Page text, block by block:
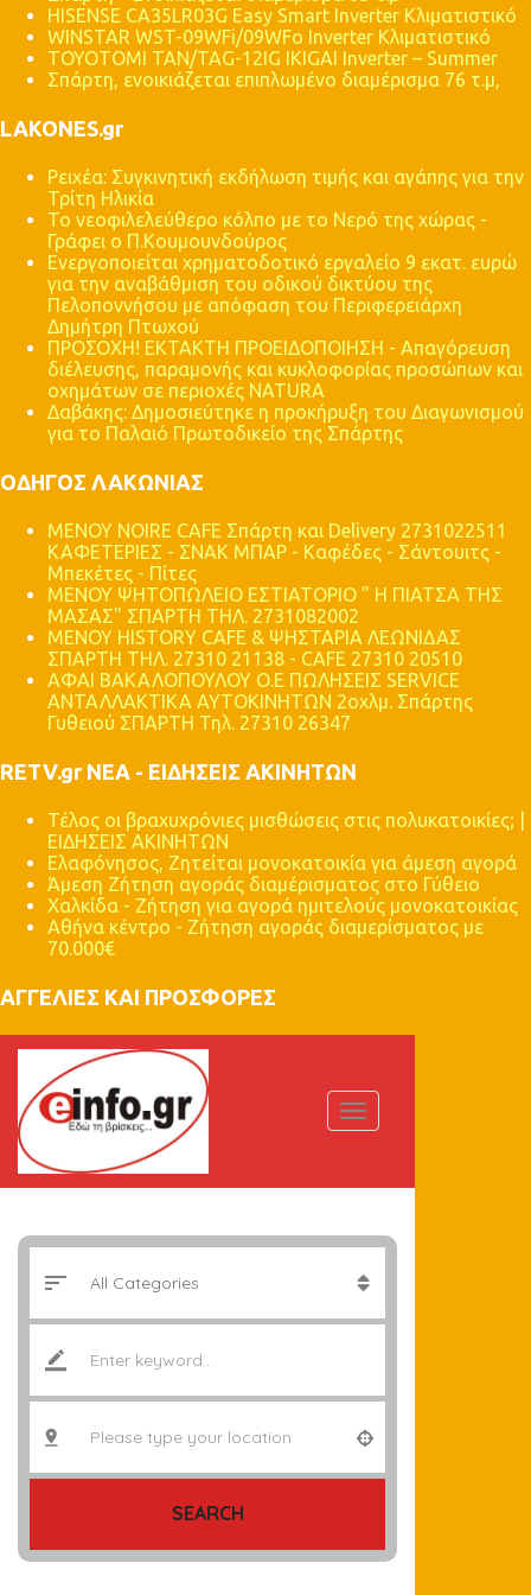
HISENSE CA35LR03G Easy Smart Inverter Κλιματιστικό
WINSTAR WST-09WFi/09WFo Inverter Κλιματιστικό
TOYOTOMI TAN/TAG-12IG IKIGAI Inverter – Summer
Σπάρτη, ενοικιάζεται επιπλωμένο διαμέρισμα 76 τ.μ,
LAKONES.gr
Ρειχέα: Συγκινητική εκδήλωση τιμής και αγάπης για την
Τρίτη Ηλικία
Το νεοφιλελεύθερο κόλπο με το Νερό της χώρας -
Γράφει ο Π.Κουμουνδούρος
Ενεργοποιείται χρηματοδοτικό εργαλείο 9 εκατ. ευρώ
για την αναβάθμιση του οδικού δικτύου της
Πελοποννήσου με απόφαση του Περιφερειάρχη
Δημήτρη Πτωχού
ΠΡΟΣΟΧΗ! ΕΚΤΑΚΤΗ ΠΡΟΕΙΔΟΠΟΙΗΣΗ - Απαγόρευση
διέλευσης, παραμονής και κυκλοφορίας προσώπων και
οχημάτων σε περιοχές NATURA
Δαβάκης: Δημοσιεύτηκε η προκήρυξη του Διαγωνισμού
για το Παλαιό Πρωτοδικείο της Σπάρτης
ΟΔΗΓΟΣ ΛΑΚΩΝΙΑΣ
MENOY NOIRE CAFE Σπάρτη και Delivery 2731022511
ΚΑΦΕΤΕΡΙΕΣ - ΣΝΑΚ ΜΠΑΡ - Καφέδες - Σάντουιτς -
Μπεκέτες - Πίτες
ΜΕΝΟΥ ΨΗΤΟΠΩΛΕΙΟ ΕΣΤΙΑΤΟΡΙΟ " Η ΠΙΑΤΣΑ ΤΗΣ
ΜΑΣΑΣ" ΣΠΑΡΤΗ ΤΗΛ. 2731082002
ΜΕΝΟΥ HISTORY CAFE & ΨΗΣΤΑΡΙΑ ΛΕΩΝΙΔΑΣ
ΣΠΑΡΤΗ ΤΗΛ. 27310 21138 - CAFE 27310 20510
ΑΦΑΙ ΒΑΚΑΛΟΠΟΥΛΟΥ Ο.Ε ΠΩΛΗΣΕΙΣ SERVICE
ΑΝΤΑΛΛΑΚΤΙΚΑ ΑΥΤΟΚΙΝΗΤΩΝ 2οχλμ. Σπάρτης
Γυθειού ΣΠΑΡΤΗ Τηλ. 27310 26347
RETV.gr ΝΕΑ - ΕΙΔΗΣΕΙΣ ΑΚΙΝΗΤΩΝ
Τέλος οι βραχυχρόνιες μισθώσεις στις πολυκατοικίες; |
ΕΙΔΗΣΕΙΣ ΑΚΙΝΗΤΩΝ
Ελαφόνησος, Ζητείται μονοκατοικία για άμεση αγορά
Άμεση Ζήτηση αγοράς διαμέρισματος στο Γύθειο
Χαλκίδα - Ζήτηση για αγορά ημιτελούς μονοκατοικίας
Αθήνα κέντρο - Ζήτηση αγοράς διαμερίσματος με
70.000€
ΑΓΓΕΛΙΕΣ ΚΑΙ ΠΡΟΣΦΟΡΕΣ